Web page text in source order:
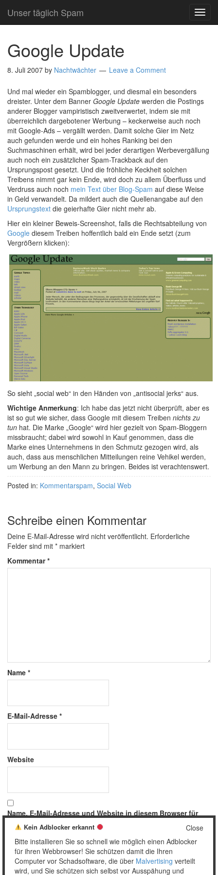
Unser täglich Spam
Google Update
8. Juli 2007 by Nachtwächter Leave a Comment
Und mal wieder ein Spamblogger, und diesmal ein besonders
dreister. Unter dem Banner Google Update werden die Postings
anderer Blogger vampiristisch zweitverwertet, indem sie mit
überreichlich dargebotener Werbung – keckerweise auch noch
mit Google-Ads – vergällt werden. Damit solche Gier im Netz
auch gefunden werde und ein hohes Ranking bei den
Suchmaschinen erhält, wird bei jeder derartigen Werbevergällung
auch noch ein zusätzlicher Spam-Trackback auf den
Ursprungspost gesetzt. Und die fröhliche Keckheit solchen
Treibens nimmt gar kein Ende, wird doch zu allem Überfluss und
Verdruss auch noch mein Text über Blog-Spam auf diese Weise
in Geld verwandelt. Da mildert auch die Quellenangabe auf den
Ursprungstext die geierhafte Gier nicht mehr ab.
Hier ein kleiner Beweis-Screenshot, falls die Rechtsabteilung von
Google diesem Treiben hoffentlich bald ein Ende setzt (zum
Vergrößern klicken):
So sieht „social web“ in den Händen von „antisocial jerks“ aus.
Wichtige Anmerkung: Ich habe das jetzt nicht überprüft, aber es
ist so gut wie sicher, dass Google mit diesem Treiben nichts zu
tun hat. Die Marke „Google“ wird hier gezielt von Spam-Bloggern
missbraucht; dabei wird sowohl in Kauf genommen, dass die
Marke eines Unternehmens in den Schmutz gezogen wird, als
auch, dass aus menschlichen Mitteilungen reine Vehikel werden,
um Werbung an den Mann zu bringen. Beides ist verachtenswert.
Posted in: Kommentarspam, Social Web
Schreibe einen Kommentar
Deine E-Mail-Adresse wird nicht veröffentlicht. Erforderliche
Felder sind mit * markiert
Kommentar*
Name *
E-Mail-Adresse *
Website
Name, E-Mail-Adresse und Website in diesem Browser für
meinen nächsten Kommentar speichern.
Close
Kein Adblocker erkannt
Bitte installieren Sie so schnell wie möglich einen Adblocker
für ihren Webbrowser! Sie schützen damit die Ihren
Computer vor Schadsoftware, die über Malvertising verteilt
wird, und Sie schützen sich selbst vor Ausspähung und